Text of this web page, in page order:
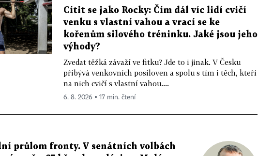
Cítit se jako Rocky: Čím dál víc lidí cvičí
venku s vlastní vahou a vrací se ke
kořenům silového tréninku. Jaké jsou jeho
výhody?
Zvedat těžká závaží ve fitku? Jde to i jinak. V Česku
přibývá venkovních posiloven a spolu s tím i těch, kteří
na nich cvičí s vlastní vahou....
6. 8. 2026 ▪ 17 min. čtení
průlom fronty. V senátních volbách